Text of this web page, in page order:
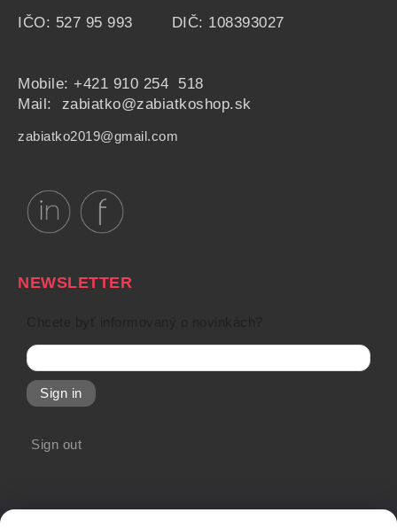
IČO: 527 95 993 DIČ: 108393027
Mobile: +421 910 254 518
Mail: zabiatko@zabiatkoshop.sk
zabiatko2019@gmail.com
NEWSLETTER
Sign in
Sign out